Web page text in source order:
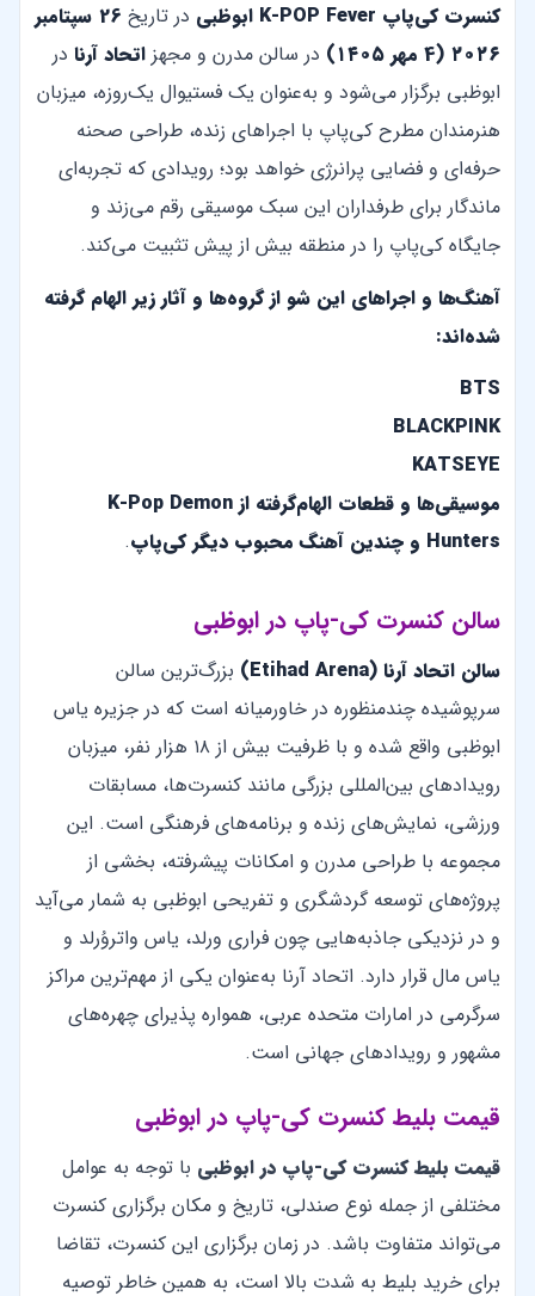
کنسرت کی‌پاپ K-POP Fever ابوظبی در تاریخ
26 سپتامبر
۲۰۲۶ (4 مهر ۱۴۰۵)
در سالن مدرن و مجهز اتحاد آرنا در
ابوظبی برگزار می‌شود و به‌عنوان یک فستیوال یک‌روزه، میزبان
هنرمندان مطرح کی‌پاپ با اجراهای زنده، طراحی صحنه
حرفه‌ای و فضایی پرانرژی خواهد بود؛ رویدادی که تجربه‌ای
ماندگار برای طرفداران این سبک موسیقی رقم می‌زند و
جایگاه کی‌پاپ را در منطقه بیش از پیش تثبیت می‌کند.
آهنگ‌ها و اجراهای این شو از گروه‌ها و آثار زیر الهام گرفته
شده‌اند:
BTS
BLACKPINK
KATSEYE
موسیقی‌ها و قطعات الهام‌گرفته از K-Pop Demon
Hunters و چندین آهنگ محبوب دیگر کی‌پاپ
.
سالن کنسرت کی-پاپ در ابوظبی
سالن اتحاد آرنا (Etihad Arena)
بزرگ‌ترین سالن
سرپوشیده چندمنظوره در خاورمیانه است که در جزیره یاس
ابوظبی واقع شده و با ظرفیت بیش از ۱۸ هزار نفر، میزبان
رویدادهای بین‌المللی بزرگی مانند کنسرت‌ها، مسابقات
ورزشی، نمایش‌های زنده و برنامه‌های فرهنگی است. این
مجموعه با طراحی مدرن و امکانات پیشرفته، بخشی از
پروژه‌های توسعه گردشگری و تفریحی ابوظبی به شمار می‌آید
و در نزدیکی جاذبه‌هایی چون فراری ورلد، یاس واتروُرلد و
یاس مال قرار دارد. اتحاد آرنا به‌عنوان یکی از مهم‌ترین مراکز
سرگرمی در امارات متحده عربی، همواره پذیرای چهره‌های
مشهور و رویدادهای جهانی است.
قیمت بلیط کنسرت کی-پاپ در ابوظبی
قیمت بلیط کنسرت کی-پاپ در ابوظبی با توجه به عوامل
مختلفی از جمله نوع صندلی، تاریخ و مکان برگزاری کنسرت
می‌تواند متفاوت باشد. در زمان برگزاری این کنسرت، تقاضا
برای خرید بلیط به شدت بالا است، به همین خاطر توصیه